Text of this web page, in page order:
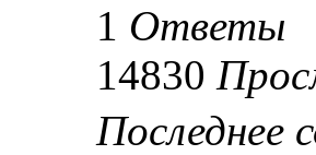
1 Ответы
14830
Последнее